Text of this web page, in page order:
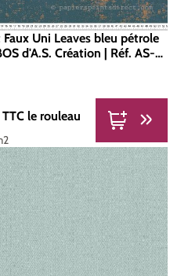
Uni Leaves bleu pétrole
d'A.S. Création | Réf. AS-
:
TTC le rouleau